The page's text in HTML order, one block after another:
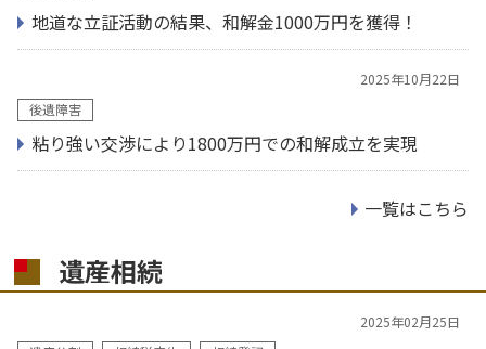
地道な立証活動の結果、和解金1000万円を獲得！
2025年10月22日
後遺障害
粘り強い交渉により1800万円での和解成立を実現
一覧はこちら
遺産相続
2025年02月25日